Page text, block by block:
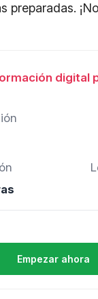
preparadas.
digital
Empezar ahora